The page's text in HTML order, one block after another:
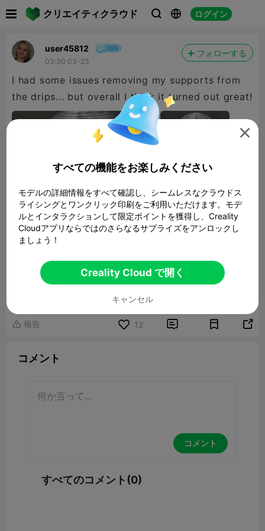
クリエイティクラウド   ログイン
user45812
03:30 03-23
フォローする
I had some issues removing my supports from
the drips... but overall I think it turned out great!
Melted Skull
 報告 12  
コメント
コメント
すべてのコメント(0)

すべての機能をお楽しみください
モデルの詳細情報をすべて確認し、シームレスなクラウドス
ライシングとワンクリック印刷をご利用いただけます。モデ
ルとインタラクションして限定ポイントを獲得し、Creality
Cloudアプリならではのさらなるサプライズをアンロックし
ましょう！
Creality Cloud で開く
キャンセル